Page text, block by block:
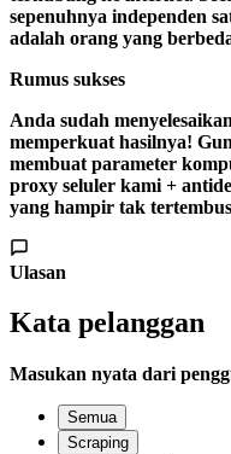
sepenuhnya independen
adalah orang yang
Rumus sukses
Anda sudah
memperkuat hasilnya!
membuat parameter
proxy seluler kami +
yang hampir tak
Ulasan
Kata pelanggan
Masukan nyata dari
Semua
Scraping